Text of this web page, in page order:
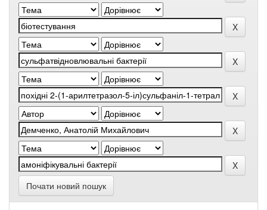
Почати новий пошук